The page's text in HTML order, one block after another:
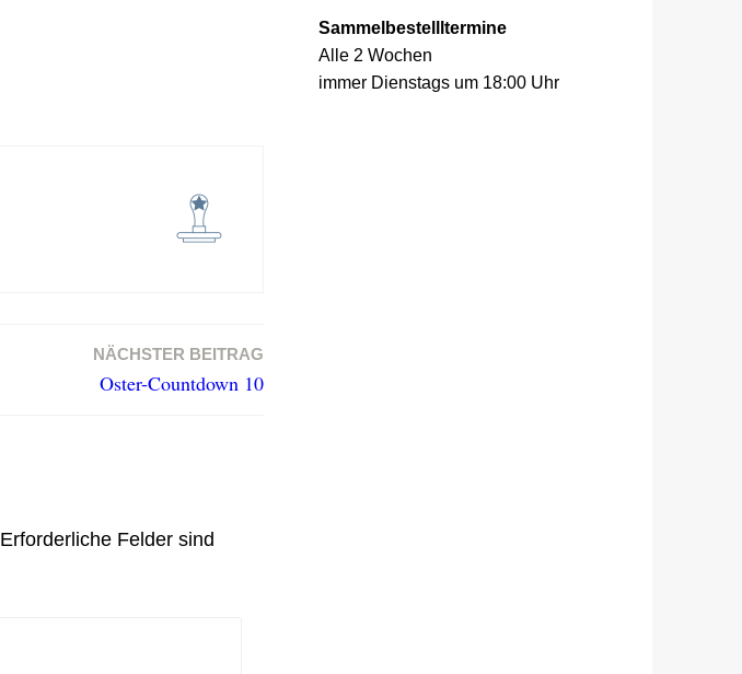
NÄCHSTER BEITRAG
Oster-Countdown 10
Erforderliche Felder sind
Sammelbestellltermine
Alle 2 Wochen
immer Dienstags um 18:00 Uhr